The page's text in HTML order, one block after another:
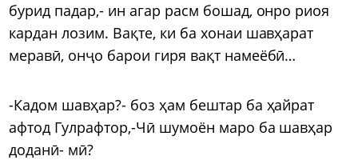
бурид падар,- ин агар расм бошад, онро риоя
кардан лозим. Вақте, ки ба хонаи шавҳарат
меравӣ, онҷо барои гиря вақт намеёбӣ…
-Кадом шавҳар?- боз ҳам бештар ба ҳайрат
афтод Гулрафтор,-Чӣ шумоён маро ба шавҳар
доданӣ- мӣ?